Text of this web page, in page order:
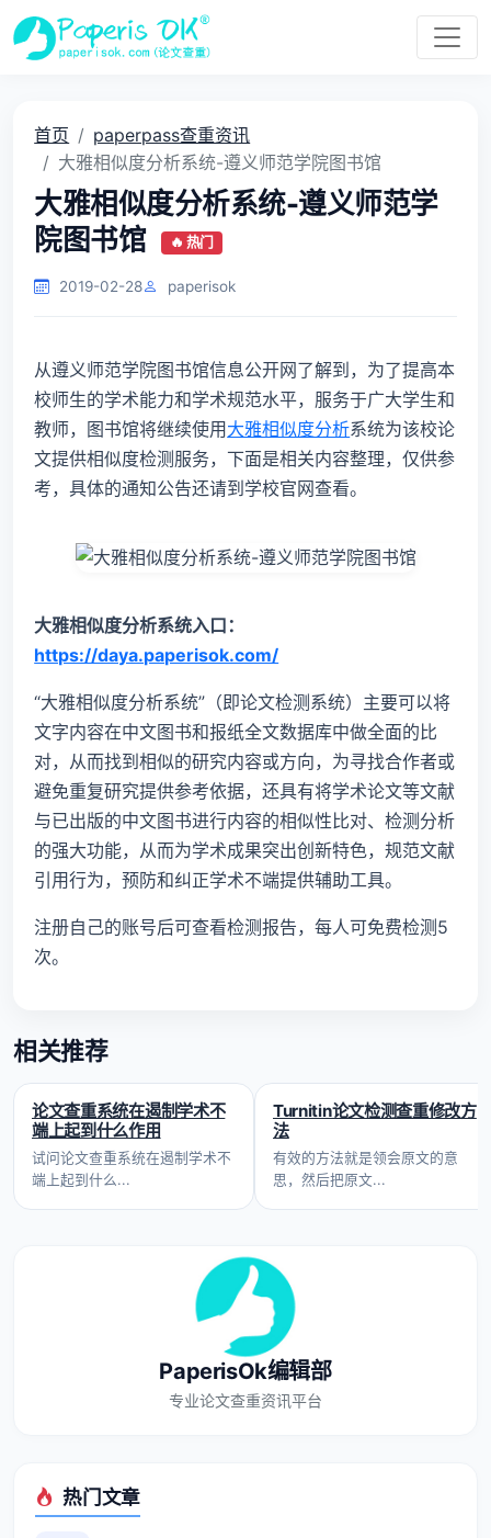
首页
paperpass查重资讯
大雅相似度分析系统-遵义师范学院图书馆
大雅相似度分析系统-遵义师范学
院图书馆
🔥 热门
2019-02-28 paperisok
从遵义师范学院图书馆信息公开网了解到，为了提高本
校师生的学术能力和学术规范水平，服务于广大学生和
教师，图书馆将继续使用 大雅相似度分析系统为该校论
文提供相似度检测服务，下面是相关内容整理，仅供参
考，具体的通知公告还请到学校官网查看。
大雅相似度分析系统入口：
https://daya.paperisok.com/
“大雅相似度分析系统”（即论文检测系统）主要可以将
文字内容在中文图书和报纸全文数据库中做全面的比
对，从而找到相似的研究内容或方向，为寻找合作者或
避免重复研究提供参考依据，还具有将学术论文等文献
与已出版的中文图书进行内容的相似性比对、检测分析
的强大功能，从而为学术成果突出创新特色，规范文献
引用行为，预防和纠正学术不端提供辅助工具。
注册自己的账号后可查看检测报告，每人可免费检测5
次。
相关推荐
论文查重系统在遏制学术不
端上起到什么作用
试问论文查重系统在遏制学术不
端上起到什么...
Turnitin论文检测查重修改方
法
有效的方法就是领会原文的意
思，然后把原文...
PaperisOk编辑部
专业论文查重资讯平台
热门文章